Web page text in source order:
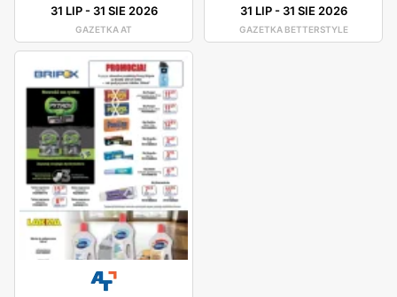
31 LIP- 31 SIE 2026
GAZETKA AT
31 LIP- 31 SIE 2026
GAZETKA BETTERSTYLE